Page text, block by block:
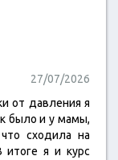
27/07/2026
от давления я
было и у мамы,
сходила на
итоге я и курс